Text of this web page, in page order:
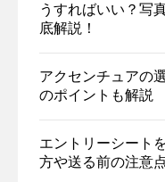
うすればいい？写
底解説！
アクセンチュアの
のポイントも解説
エントリーシート
方や送る前の注意